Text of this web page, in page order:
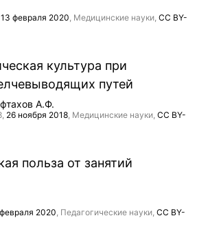
13 февраля 2020, Медицинские науки, CC BY-
культура при
путей
А.Ф.
26 ноября 2018, Медицинские науки, CC BY-
польза от занятий
2020, Педагогические науки, CC BY-